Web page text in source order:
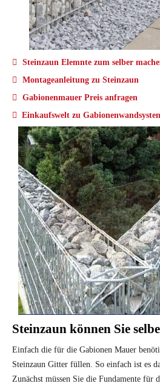
Steinzaun Elemnte zum selber
Montageanleitung zu Steinzaun
Gabionenmauer Preis anfragen
Einkaufswelt zu
Steinzaun können Sie
Einfach die für die Gabionen Mauer
Steinzaun Gitter füllen. So einfach ist es
Zunächst müssen Sie die Fundamente für